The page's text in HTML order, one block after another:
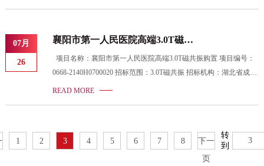
号：0668-2140H0600026 招标范围：医用电子直线加速器系统、1
套 招标机构：湖北省成套招标股份有限公司 招标人：襄阳市襄州
07月
26
襄阳市第一人民医院高端3.0T磁共
0668-2140H0700020 招标范围：3.0T磁共振 招标机构：湖北省成套
招标股份有限公司 招标人：襄阳市第一人民医院 开标时间：2021-
READ MORE
1 2 3 4 5 6 7 8
下一
页
转
到